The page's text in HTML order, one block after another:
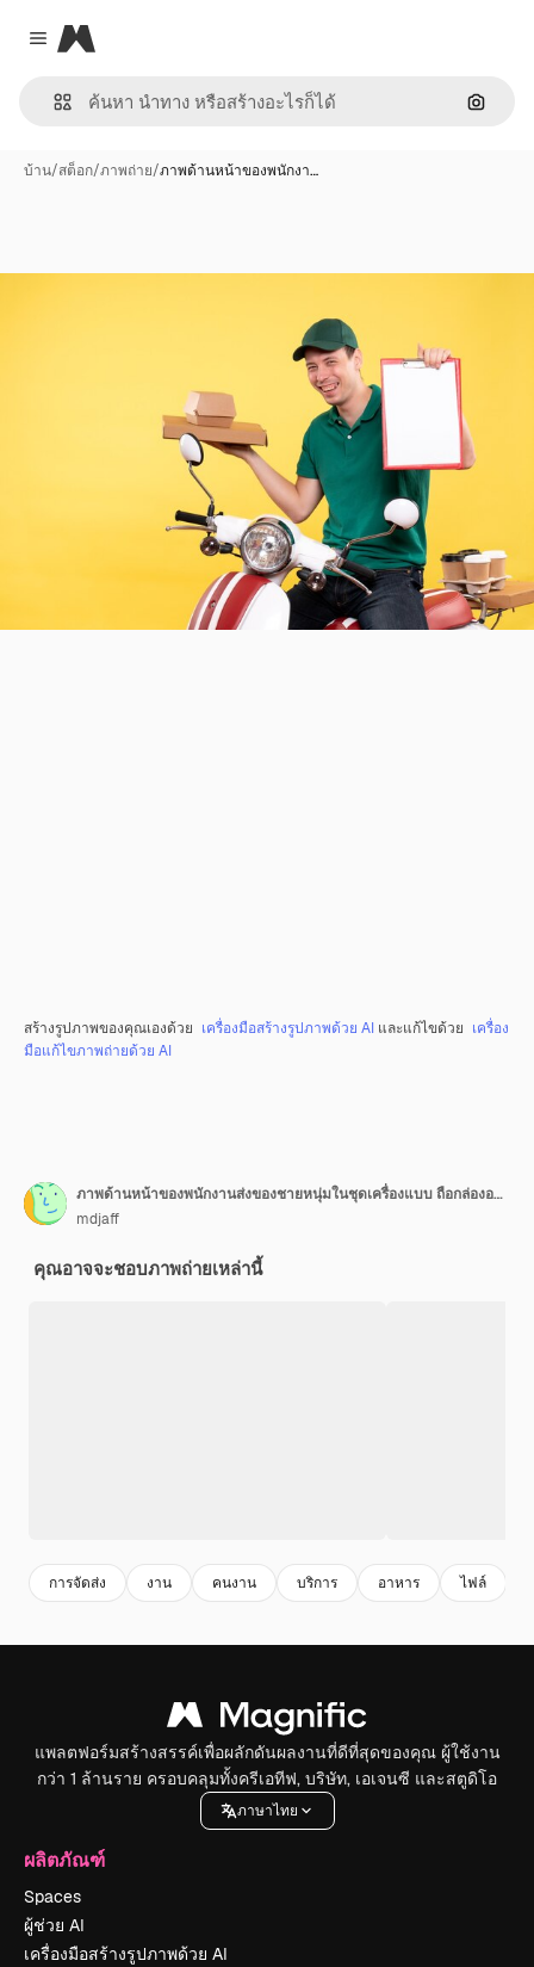
Close menu
Magnific
ค้นหา
บ้าน/สต็อก/ภาพถ่าย/ภาพด้านหน้าของพนักงา…
สร้างรูปภาพของคุณเองด้วย เครื่องมือสร้างรูปภาพด้วย AI และแก้ไขด้วย เครื่อง
มือแก้ไขภาพถ่ายด้วย AI
ภาพด้านหน้าของพนักงานส่งของชายหนุ่มในชุดเครื่องแบบ ถือกล่องอาหารและแฟ้มจดบันทึกบนพื้นหลังสีเหลือง
mdjaff
คุณอาจจะชอบภาพถ่ายเหล่านี้
การจัดส่ง งาน คนงาน บริการ อาหาร ไฟล์
แพลตฟอร์มสร้างสรรค์เพื่อผลักดันผลงานที่ดีที่สุดของคุณ ผู้ใช้งาน
กว่า 1 ล้านราย ครอบคลุมทั้งครีเอทีฟ, บริษัท, เอเจนซี และสตูดิโอ
ภาษาไทย
ผลิตภัณฑ์
Spaces
ผู้ช่วย AI
เครื่องมือสร้างรูปภาพด้วย AI